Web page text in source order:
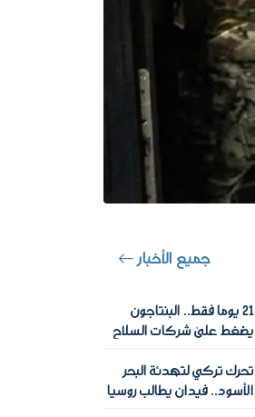
جميع الأخبار
21 يوما فقط.. البنتاجون
يضغط على شركات السلاح
تحرك تركي لتهدئة البحر
الأسود.. فيدان يطالب روسيا